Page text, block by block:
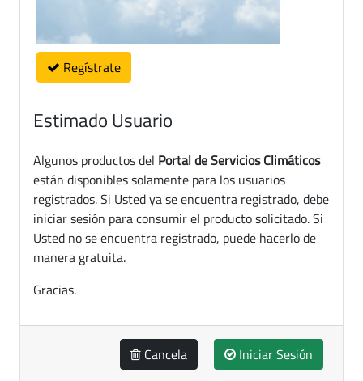
Regístrate
Estimado Usuario
Algunos productos del Portal de Servicios Climáticos
están disponibles solamente para los usuarios
registrados. Si Usted ya se encuentra registrado, debe
iniciar sesión para consumir el producto solicitado. Si
Usted no se encuentra registrado, puede hacerlo de
manera gratuita.
Gracias.
Cancela Iniciar Sesión